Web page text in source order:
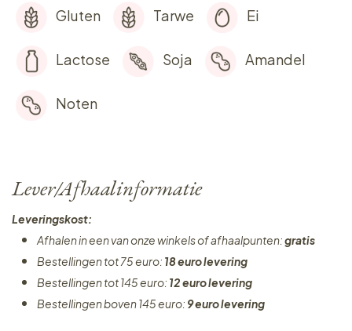
Gluten Tarwe Ei
Lactose Soja Amandel
Noten
Lever/Afhaalinformatie
Leveringskost:
Afhalen in een van onze winkels of afhaalpunten:gratis
Bestellingen tot 75 euro: 18 euro levering
Bestellingen tot 145 euro: 12 euro levering
Bestellingen boven 145 euro: 9 euro levering